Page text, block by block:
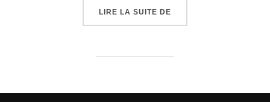
LIRE LA SUITE DE